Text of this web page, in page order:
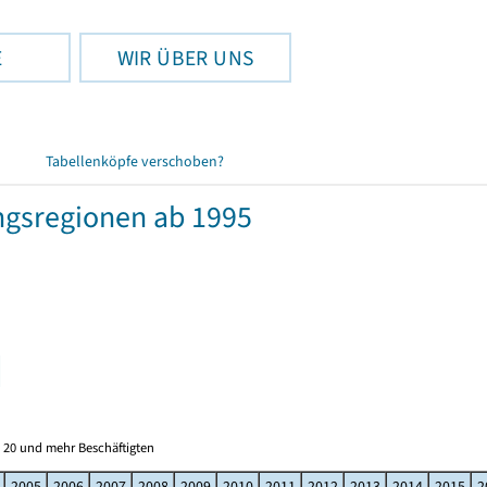
WIR ÜBER UNS
Tabellenköpfe verschoben?
ab 1995
und mehr Beschäftigten